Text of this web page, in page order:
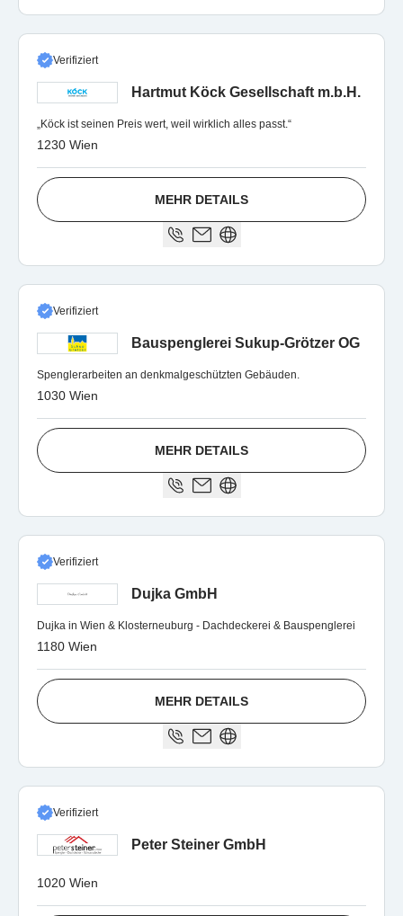
Verifiziert
Hartmut Köck Gesellschaft m.b.H.
„Köck ist seinen Preis wert, weil wirklich alles passt.“
1230 Wien
MEHR DETAILS
Verifiziert
Bauspenglerei Sukup-Grötzer OG
Spenglerarbeiten an denkmalgeschützten Gebäuden.
1030 Wien
MEHR DETAILS
Verifiziert
Dujka GmbH
Dujka in Wien & Klosterneuburg - Dachdeckerei & Bauspenglerei
1180 Wien
MEHR DETAILS
Verifiziert
Peter Steiner GmbH
1020 Wien